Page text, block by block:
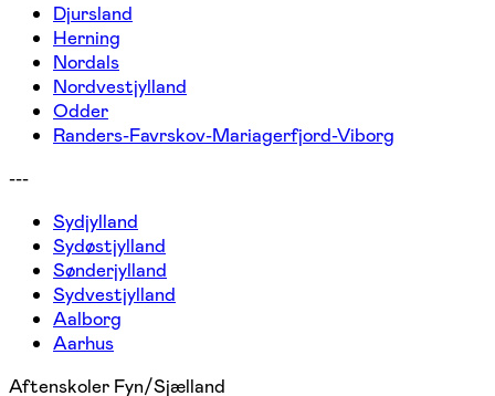
Djursland
Herning
Nordals
Nordvestjylland
Odder
Randers-Favrskov-Mariagerfjord-Viborg
---
Sydjylland
Sydøstjylland
Sønderjylland
Sydvestjylland
Aalborg
Aarhus
Aftenskoler Fyn/Sjælland